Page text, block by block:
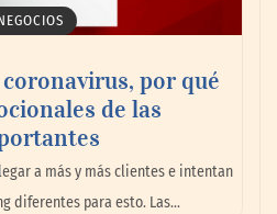
la forma de
por qué
de las
a más y más clientes e intentan
diferentes para esto. Las…